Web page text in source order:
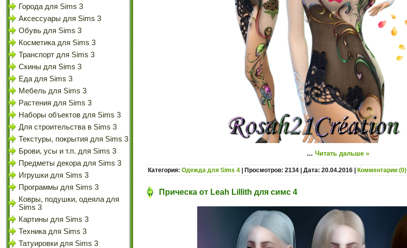
Города для Sims 3
Аксессуары для Sims 3
Обувь для Sims 3
Косметика для Sims 3
Транспорт для Sims 3
Скины для Sims 3
Еда для Sims 3
Мебель для Sims 3
Растения для Sims 3
Наборы объектов для Sims 3
Для строительства в Sims 3
Текстуры, покрытия для Sims 3
Брови, усы и т.п. для Sims 3
Предметы декора для Sims 3
Игрушки для Sims 3
Программы для Sims 3
Ковры, подушки, одеяла для
Sims 3
Картины для Sims 3
Техника для Sims 3
Татуировки для Sims 3
... Читать дальше »
Категория: Одежда для Sims 4 | Просмотров: 2134 | Дата: 20.04.2016 Комментарии (0)
Прическа от Leah Lillith для симс 4